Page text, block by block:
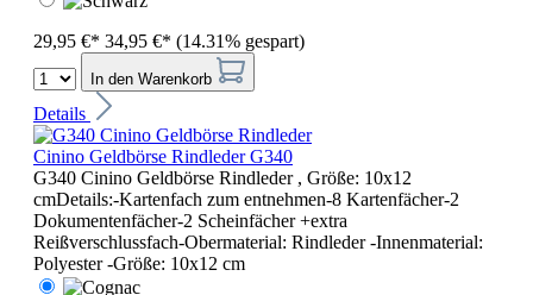
29,95 €* 34,95 €* (14.31% gespart)
In den Warenkorb
Details
Cinino Geldbörse Rindleder G340
G340 Cinino Geldbörse Rindleder , Größe: 10x12
cmDetails:-Kartenfach zum entnehmen-8 Kartenfächer-2
Dokumentenfächer-2 Scheinfächer +extra
Reißverschlussfach-Obermaterial: Rindleder -Innenmaterial:
Polyester -Größe: 10x12 cm